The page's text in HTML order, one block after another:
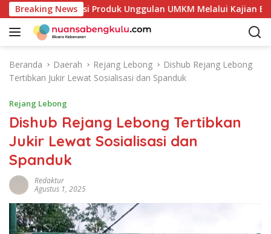
a
Breaking News
Potensi Produk Unggulan UMKM Melalui Kajian Bank
Beranda Daerah Rejang Lebong
Dishub Rejang Lebong
Tertibkan Jukir Lewat Sosialisasi dan Spanduk
Rejang Lebong
Dishub Rejang Lebong Tertibkan
Jukir Lewat Sosialisasi dan
Spanduk
Redaktur
Agustus 1, 2025